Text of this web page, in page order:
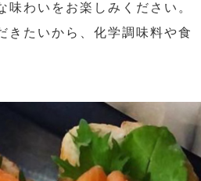
味わいをお楽しみください。
きたいから、化学調味料や食